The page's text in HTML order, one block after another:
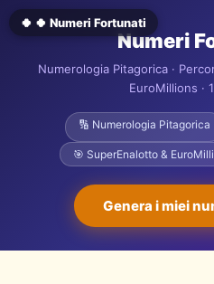
Numeri
Numerologia Pitagorica ·
EuroMillions ·
🔢 Numerologia Pitagorica
🎯 SuperEnalotto &
Genera i miei
🍀 🍀 Numeri Fortunati